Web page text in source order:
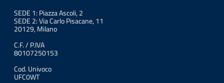
SEDE 1: Piazza Ascoli, 2
SEDE 2: Via Carlo Pisacane, 11
20129, Milano
C.F. / P.IVA
80107250153
Cod. Univoco
UFC0WT